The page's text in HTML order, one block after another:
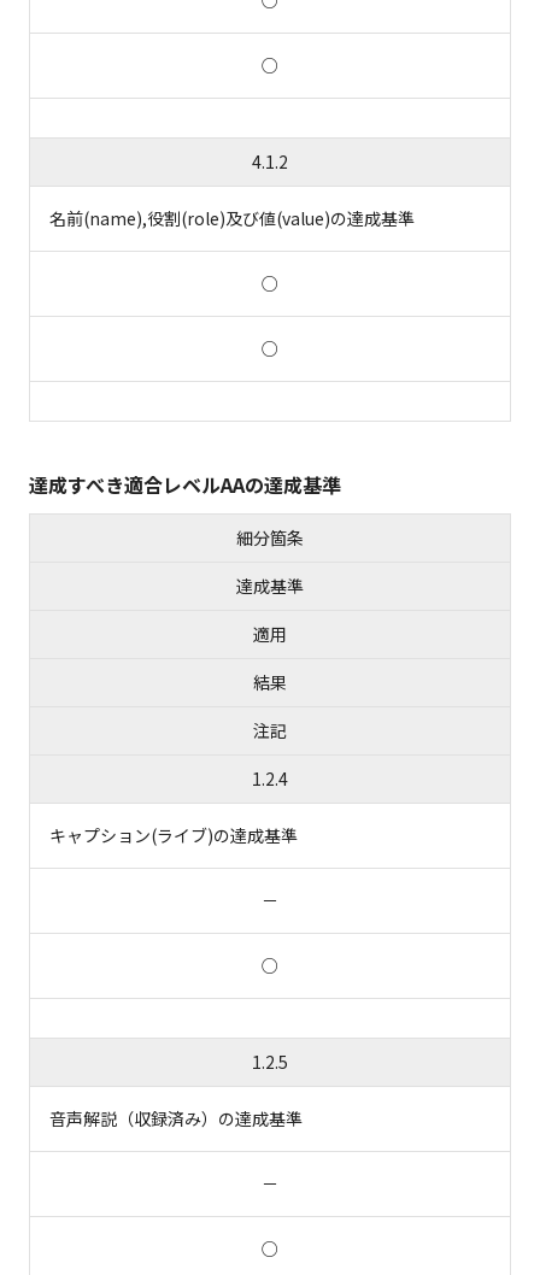
○
4.1.2
名前(name),役割(role)及び値(value)の達成基準
○
○
達成すべき適合レベルAAの達成基準
細分箇条
達成基準
適用
結果
注記
1.2.4
キャプション(ライブ)の達成基準
－
○
1.2.5
音声解説（収録済み）の達成基準
－
○